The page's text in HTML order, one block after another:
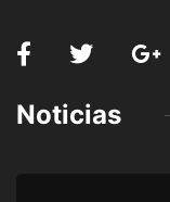
Noticias